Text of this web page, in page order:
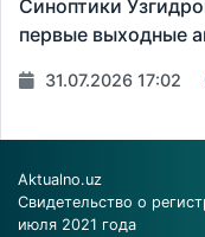
Синоптики
первые выходные
31.07.2026 17:02
Aktualno.uz
Свидетельство о
июля 2021 года